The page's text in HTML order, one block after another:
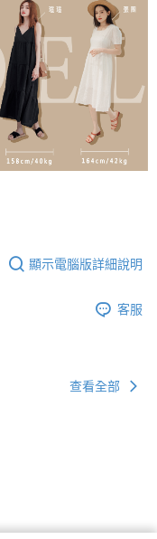
顯示電腦版詳細說明
客服
查看全部